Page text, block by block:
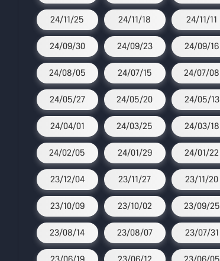
24/11/25 24/11/18 24/11/11
24/09/30 24/09/23 24/09/16
24/08/05 24/07/15 24/07/08
24/05/27 24/05/20 24/05/13
24/04/01 24/03/25 24/03/18
24/02/05 24/01/29 24/01/22
23/12/04 23/11/27 23/11/20
23/10/09 23/10/02 23/09/25
23/08/14 23/08/07 23/07/31